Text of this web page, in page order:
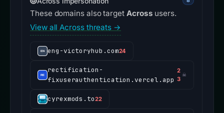
These domains also target Across users.
View all Across threats →
eng-victoryhub.com24
rectification-
fixuserauthentication.vercel.app
2
3
☠
cyrexmods.to22